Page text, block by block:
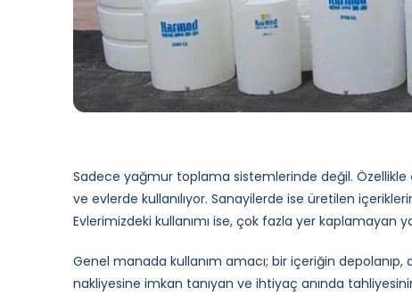
Sadece yağmur toplama sistemlerinde değil. Özellikle
ve evlerde kullanılıyor. Sanayilerde ise üretilen
Evlerimizdeki kullanımı ise, çok fazla yer kaplamayan
Genel manada kullanım amacı; bir içeriğin depolanıp,
nakliyesine imkan tanıyan ve ihtiyaç anında